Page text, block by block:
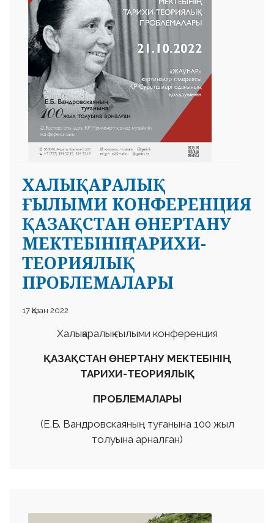
ХАЛЫҚАРАЛЫҚ
ҒЫЛЫМИ КОНФЕРЕНЦИЯ
ҚАЗАҚСТАН ӨНЕРТАНУ
МЕКТЕБІНІҢ ТАРИХИ-
ТЕОРИЯЛЫҚ
ПРОБЛЕМАЛАРЫ
17 Қазан 2022
Халықаралық ғылыми конференция
ҚАЗАҚСТАН ӨНЕРТАНУ МЕКТЕБІНІҢ
ТАРИХИ-ТЕОРИЯЛЫҚ
ПРОБЛЕМАЛАРЫ
(Е.Б. Вандровскаяның туғанына 100 жыл
толуына арналған)